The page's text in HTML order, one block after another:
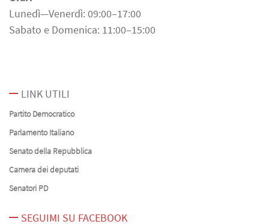
Lunedì—Venerdì: 09:00–17:00
Sabato e Domenica: 11:00–15:00
LINK UTILI
Partito Democratico
Parlamento Italiano
Senato della Repubblica
Camera dei deputati
Senatori PD
SEGUIMI SU FACEBOOK